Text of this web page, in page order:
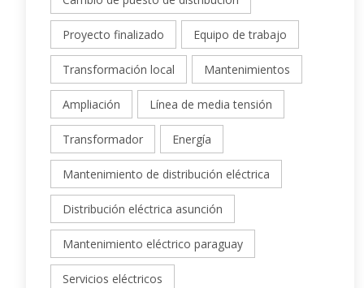
Proyecto finalizado Equipo de trabajo
Transformación local Mantenimientos
Ampliación Línea de media tensión
Transformador Energía
Mantenimiento de distribución eléctrica
Distribución eléctrica asunción
Mantenimiento eléctrico paraguay
Servicios eléctricos